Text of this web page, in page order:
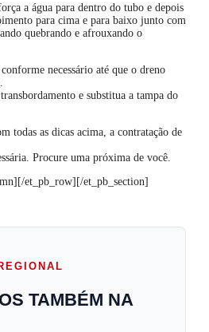
a água para dentro do tubo e depois
para cima e para baixo junto com
quebrando e afrouxando o
necessário até que o dreno
e substitua a tampa do
todas as dicas acima, a contratação de
Procure uma próxima de você.
et_pb_row][/et_pb_section]
TAMBÉM NA